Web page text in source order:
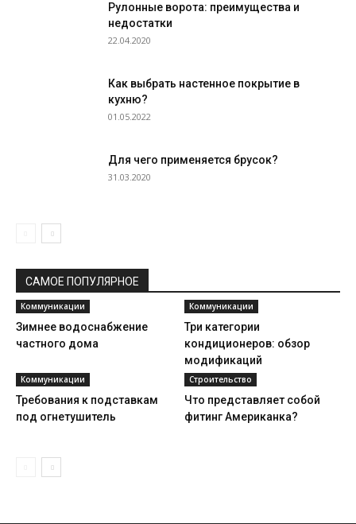
Рулонные ворота: преимущества и
недостатки
22.04.2020
Как выбрать настенное покрытие в
кухню?
01.05.2022
Для чего применяется брусок?
31.03.2020
САМОЕ ПОПУЛЯРНОЕ
Коммуникации
Зимнее водоснабжение
частного дома
Коммуникации
Три категории
кондиционеров: обзор
модификаций
Коммуникации
Требования к подставкам
под огнетушитель
Строительство
Что представляет собой
фитинг Американка?